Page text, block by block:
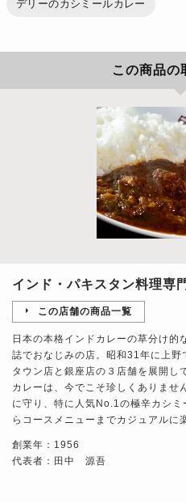
デリーのカシミールカレー
この商品の
インド・パキスタン料理専
この店舗の商品一覧
日本の本格インドカレーの草分け的
誌でおなじみの店。昭和31年に上野
タウン店と銀座店の３店舗を展開し
カレーは、今でこそ珍しくありませ
に守り、特に人気No.1の極辛カシ
らコースメニューまでカジュアルに
創業年：1956
代表者：田中 源吾